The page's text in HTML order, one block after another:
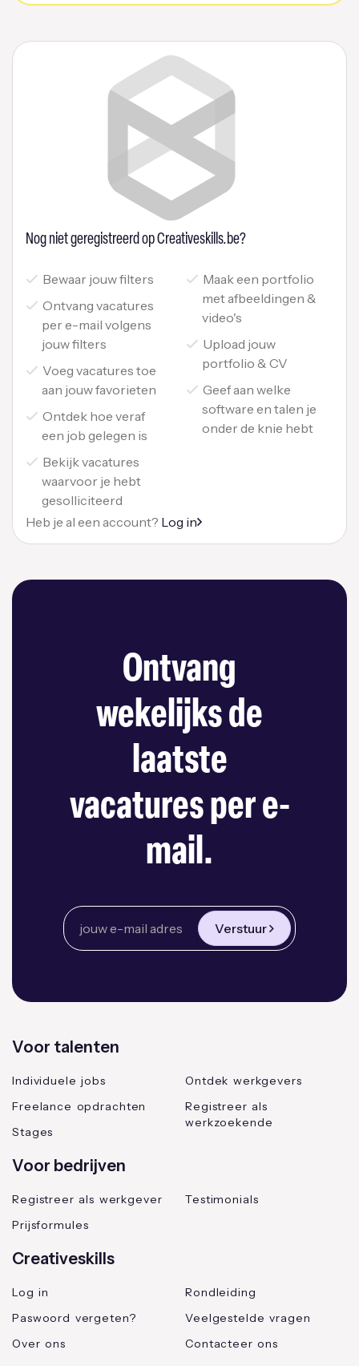
Nog niet geregistreerd op Creativeskills.be?
Bewaar jouw filters
Ontvang vacatures
per e-mail volgens
jouw filters
Voeg vacatures toe
aan jouw favorieten
Ontdek hoe veraf
een job gelegen is
Bekijk vacatures
waarvoor je hebt
gesolliciteerd
Maak een portfolio
met afbeeldingen &
video's
Upload jouw
portfolio & CV
Geef aan welke
software en talen je
onder de knie hebt
Heb je al een account? Log in
Ontvang
wekelijks de
laatste
vacatures per e-
mail.
Verstuur
Voor talenten
Individuele jobs
Freelance opdrachten
Stages
Ontdek werkgevers
Registreer als
werkzoekende
Voor bedrijven
Registreer als werkgever
Prijsformules
Testimonials
Creativeskills
Log in
Paswoord vergeten?
Over ons
Rondleiding
Veelgestelde vragen
Contacteer ons